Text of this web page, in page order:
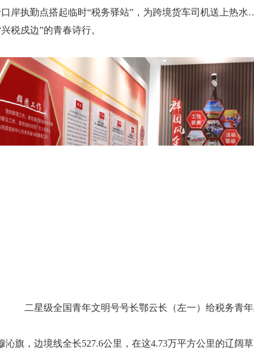
岸执勤点搭起临时“税务驿站”，为跨境货车司机送上热
税戍边”的青春诗行。
二星级全国青年文明号号长鄂云长（左一）给税务青
沁旗，边境线全长527.6公里，在这4.73万平方公里的辽阔